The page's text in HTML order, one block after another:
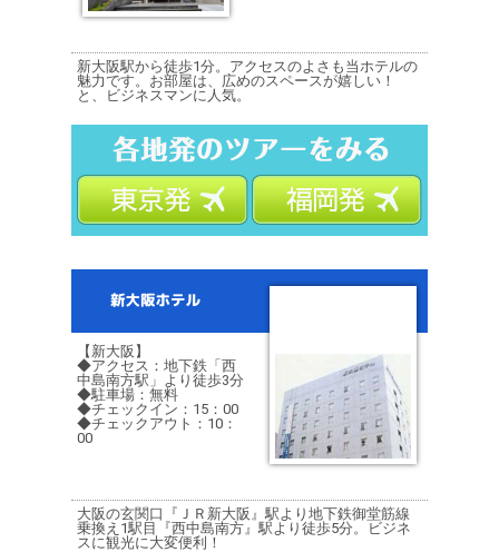
新大阪駅から徒歩1分。アクセスのよさも当ホテルの
魅力です。お部屋は、広めのスペースが嬉しい！
と、ビジネスマンに人気。
【新大阪】
◆アクセス：地下鉄「西
中島南方駅」より徒歩3分
◆駐車場：無料
◆チェックイン：15：00
◆チェックアウト：10：
00
大阪の玄関口『ＪＲ新大阪』駅より地下鉄御堂筋線
乗換え1駅目『西中島南方』駅より徒歩5分。ビジネ
スに観光に大変便利！